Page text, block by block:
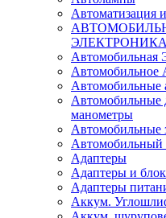
Автоматизация
ЭЛЕКТРОНИКА
Автомобильная
Автомобильное
Автомобильные
Автомобильные
манометры
Автомобильные
Автомобильный
Адаптеры
Адаптеры и
Адаптеры
Аккум.